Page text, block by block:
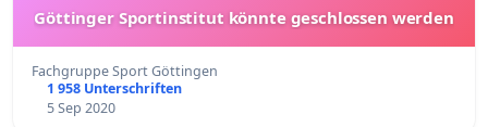
Göttinger Sportinstitut könnte geschlossen werden
Fachgruppe Sport Göttingen
1 958 Unterschriften
5 Sep 2020